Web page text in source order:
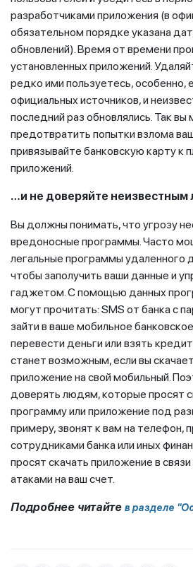
разработчиками приложения (в
обязательном порядке указана
обновлений). Время от времени
установленных приложений.
редко ими пользуетесь, особенно,
официальных источников, и
последний раз обновлялись. Так
предотвратить попытки взлома
привязывайте банковскую карту к
приложений.
…и не доверяйте неизвестным
Вы должны понимать, что угрозу
вредоносные программы. Часто
легальные программы удаленного
чтобы заполучить ваши данные и
гаджетом. С помощью данных
могут прочитать: SMS от банка с
зайти в ваше мобильное
перевести деньги или взять
станет возможным, если вы
приложение на свой мобильный.
доверять людям, которые просят
программу или приложение под
примеру, звонят к вам на телефон,
сотрудниками банка или иных
просят скачать приложение в
атаками на ваш счет.
Подробнее читайте в разделе